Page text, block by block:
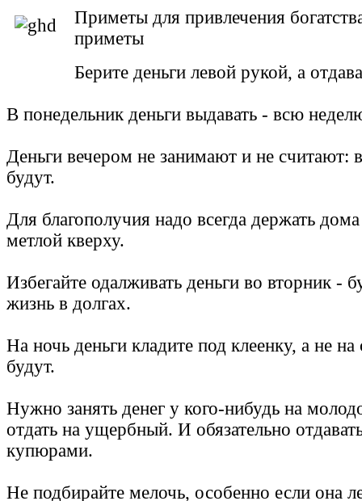
Приметы для привлечения
приметы
Берите деньги левой рукой, а
В понедельник деньги выдавать - всю
Деньги вечером не занимают и не считают:
будут.
Для благополучия надо всегда держать
метлой кверху.
Избегайте одалживать деньги во вторник -
жизнь в долгах.
На ночь деньги кладите под клеенку, а не
будут.
Нужно занять денег у кого-нибудь на
отдать на ущербный. И обязательно
купюрами.
Не подбирайте мелочь, особенно если она